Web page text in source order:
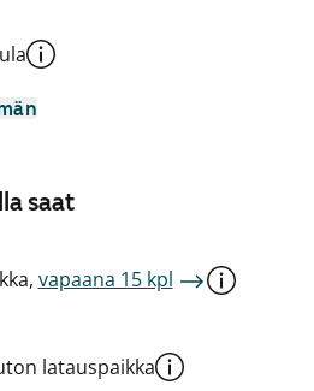
saat
vapaana 15 kpl
latauspaikka